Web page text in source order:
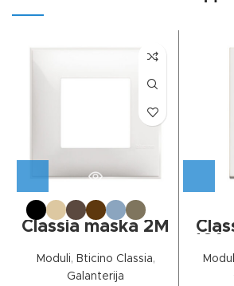
Classia maska 2M
Moduli, Bticino Classia,
Galanterija